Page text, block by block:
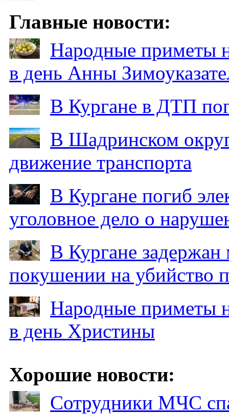
Главные новости:
Народные приметы
в день Анны
В Кургане в ДТП
В Шадринском
движение транспорта
В Кургане погиб
уголовное дело о
В Кургане
покушении на убийство
Народные приметы
в день Христины
Хорошие новости:
Сотрудники МЧС